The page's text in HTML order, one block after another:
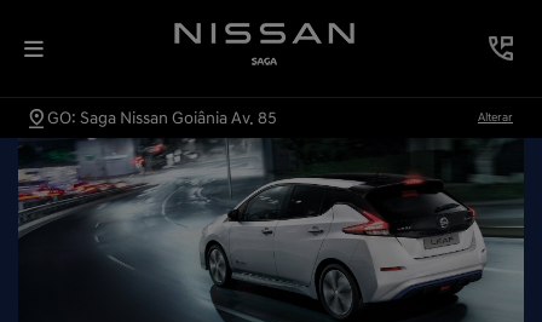
GO: Saga Nissan Goiânia Av. 85 Alterar